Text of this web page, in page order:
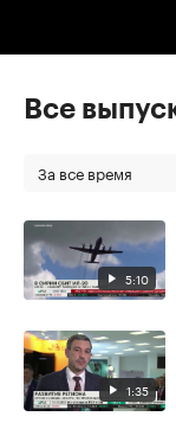
Все
За все время
5:10
1:35